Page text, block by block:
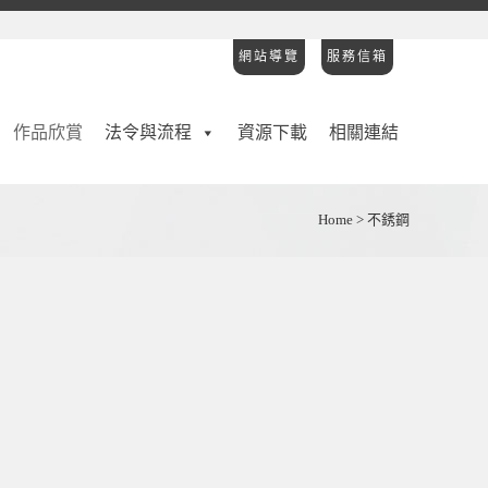
網站導覽 服務信箱
作品欣賞 法令與流程 資源下載 相關連結
Home > 不銹鋼